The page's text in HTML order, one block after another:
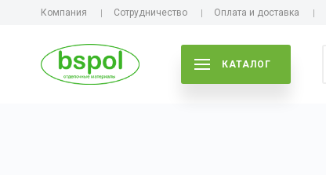
Компания Сотрудничество Оплата и доставка
КАТАЛОГ